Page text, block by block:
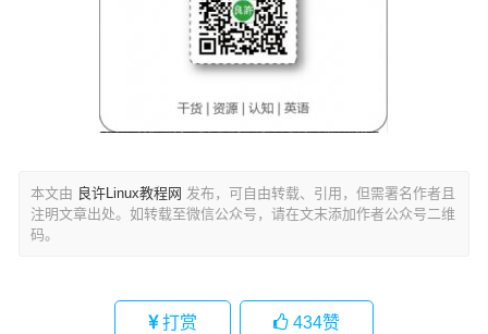
本文由 良许Linux教程网 发布，可自由转载、引用，但需署名作者且
注明文章出处。如转载至微信公众号，请在文末添加作者公众号二维
码。
打赏 434赞